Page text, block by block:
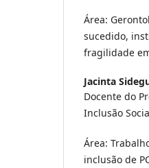
Área:
sucedido,
fragilidade
Jacinta
Docente do
Inclusão
Área:
inclusão de